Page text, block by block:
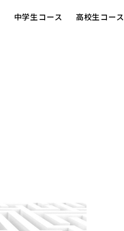
中学生コース 高校生コース